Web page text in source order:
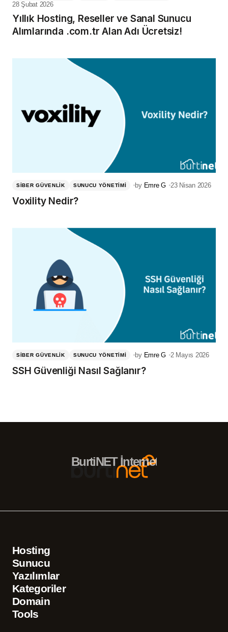
28 Şubat 2026
Yıllık Hosting, Reseller ve Sanal Sunucu
Alımlarında .com.tr Alan Adı Ücretsiz!
SIBER GÜVENLIK SUNUCU YÖNETIMI by Emre G 23 Nisan 2026
Voxility Nedir?
SIBER GÜVENLIK SUNUCU YÖNETIMI by Emre G 2 Mayıs 2026
SSH Güvenliği Nasıl Sağlanır?
BurtiNET İnternet Hizmetleri –
Hosting
Sunucu
Yazılımlar
Kategoriler
Domain
Tools